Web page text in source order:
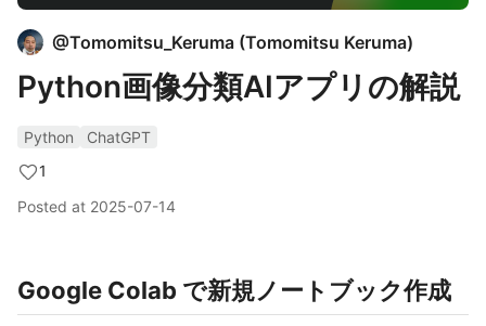
@Tomomitsu_Keruma (Tomomitsu Keruma)
Python画像分類AIアプリの解説
Python
ChatGPT
1
Posted at 2025-07-14
Google Colab で新規ノートブック作成